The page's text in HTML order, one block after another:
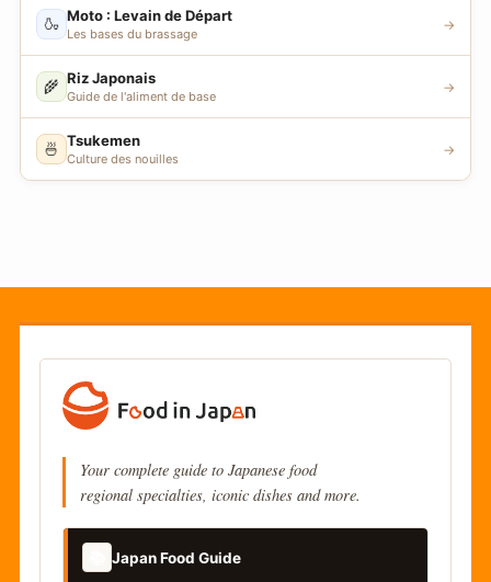
🍶 Moto : Levain de Départ
Les bases du brassage
→
🌾 Riz Japonais
Guide de l'aliment de base
→
🍜 Tsukemen
Culture des nouilles
→
Your complete guide to Japanese food
regional specialties, iconic dishes and more.
Japan Food Guide